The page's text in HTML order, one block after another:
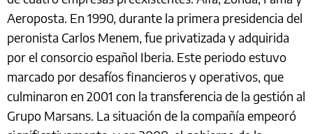
Aeroposta. En 1990, durante la primera presidencia del
peronista Carlos Menem, fue privatizada y adquirida
por el consorcio español Iberia. Este periodo estuvo
marcado por desafíos financieros y operativos, que
culminaron en 2001 con la transferencia de la gestión al
Grupo Marsans. La situación de la compañía empeoró